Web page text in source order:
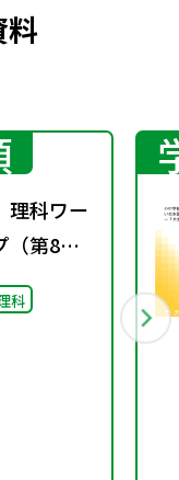
料
科ワー
（第8
科